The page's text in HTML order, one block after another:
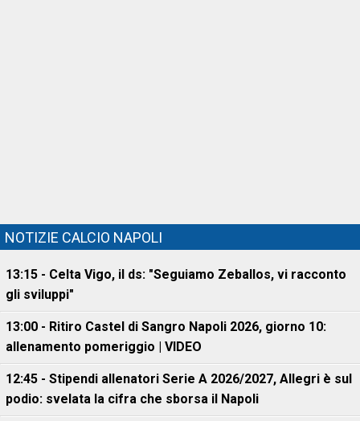
NOTIZIE CALCIO NAPOLI
13:15 - Celta Vigo, il ds: "Seguiamo Zeballos, vi racconto
gli sviluppi"
13:00 - Ritiro Castel di Sangro Napoli 2026, giorno 10:
allenamento pomeriggio | VIDEO
12:45 - Stipendi allenatori Serie A 2026/2027, Allegri è sul
podio: svelata la cifra che sborsa il Napoli